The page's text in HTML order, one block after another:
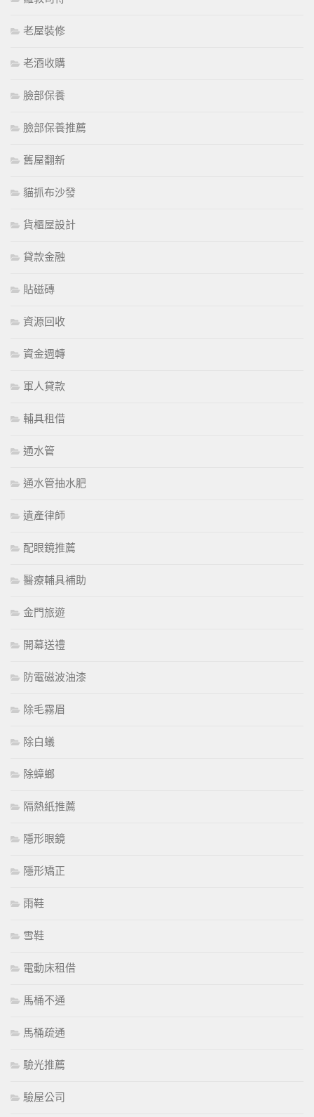
老屋裝修
老酒收購
臉部保養
臉部保養推薦
舊屋翻新
貓抓布沙發
貨櫃屋設計
貸款金融
貼磁磚
資源回收
資金週轉
軍人貸款
輔具租借
通水管
通水管抽水肥
遺產律師
配眼鏡推薦
醫療輔具補助
金門旅遊
開幕送禮
防電磁波油漆
除毛霧眉
除白蟻
除蟑螂
隔熱紙推薦
隱形眼鏡
隱形矯正
雨鞋
雪鞋
電動床租借
馬桶不通
馬桶疏通
驗光推薦
驗屋公司